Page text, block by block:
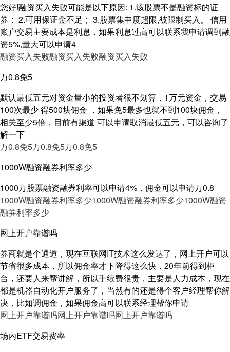
您好!融资买入失败可能是以下原因: 1.该股票不是融资标的证
券； 2.可用保证金不足； 3.股票集中度超限,被限制买入。 信用
账户交易主要成本是利息，如果利息过高可以联系我申请调到融
资5%,量大可以申请4
融资买入失败融资买入失败融资买入失败
万0.8免5
默认最低五元对资金量小的投资者很不划算，1万元资金，交易
100次最少 得500块佣金 ，如果免5最多也就不到100块佣金，
相关至少5倍，目前有渠道 可以申请取消最低五元，可以咨询了
解一下
万0.8免5万0.8免5万0.8免5
1000W融资融券利率多少
1000万股票融资融券利率可以申请4%，佣金可以申请万0.8
1000W融资融券利率多少1000W融资融券利率多少1000W融资
融券利率多少
网上开户靠谱吗
券商就是个通道，现在互联网IT技术这么发达了，网上开户可以
节省很多成本，所以佣金率才下降得这么快，20年前得到柜
台，还要人来帮讲解，所以手续费很贵，主要是人力成本，现在
都是机器自动化开户服务了，当然有的还是得个客户经理帮你解
决，比如调佣金，如果佣金高可以联系经理帮你申请
网上开户靠谱吗网上开户靠谱吗网上开户靠谱吗
场内ETF交易费率